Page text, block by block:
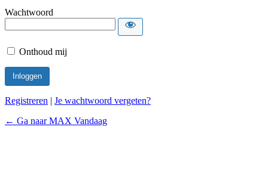
Wachtwoord
Onthoud mij
Registreren | Je wachtwoord vergeten?
← Ga naar MAX Vandaag